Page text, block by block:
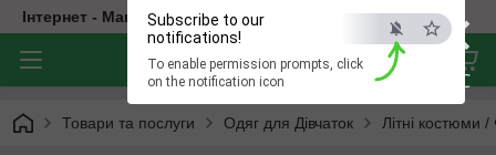
×
ESC
Subscribe to our
notifications!
To enable permission prompts, click
on the notification icon
Інтернет - Магазин Дитячого Одягу
Товари та послуги Одяг для Дівчаток Літні костюми